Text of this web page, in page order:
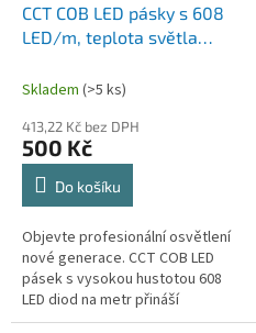
CCT COB LED pásky s 608
LED/m, teplota světla
délka 5m, šířka 10mm, 3
Skladem (>5 ks)
413,22 Kč bez DPH
500 Kč
Do košíku
Objevte profesionální osvětlení
nové generace. CCT COB LED
pásek s vysokou hustotou 608
LED diod na metr přináší
dokonale souvislou světelnou